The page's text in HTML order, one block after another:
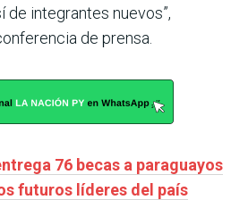
de integrantes nuevos”,
de prensa.
76 becas a paraguayos
futuros líderes del país